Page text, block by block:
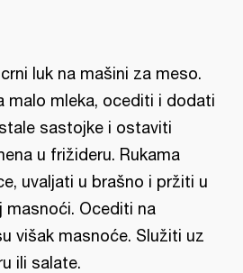
luk na mašini za meso.
malo mleka, ocediti i dodati
sastojke i ostaviti
u frižideru. Rukama
uvaljati u brašno i pržiti u
masnoći. Ocediti na
višak masnoće. Služiti uz
ili salate.